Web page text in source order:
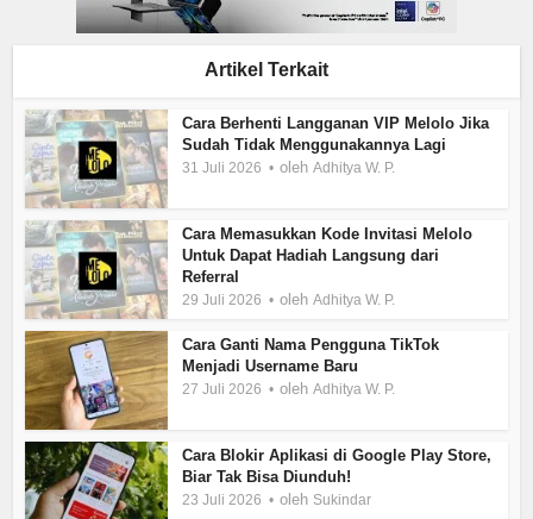
Artikel Terkait
Cara Berhenti Langganan VIP Melolo Jika
Sudah Tidak Menggunakannya Lagi
31 Juli 2026 olehAdhitya W. P.
Cara Memasukkan Kode Invitasi Melolo
Untuk Dapat Hadiah Langsung dari
Referral
29 Juli 2026 olehAdhitya W. P.
Cara Ganti Nama Pengguna TikTok
Menjadi Username Baru
27 Juli 2026 olehAdhitya W. P.
Cara Blokir Aplikasi di Google Play Store,
Biar Tak Bisa Diunduh!
23 Juli 2026 oleh Sukindar